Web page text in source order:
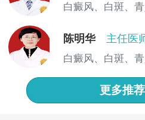
•维生素E：维生素E具有
自由基损伤。富含维生素E的
油、绿叶蔬菜等。
•维生素B族：维生素B族
非常重要。富含维生素B族的
类、蛋类、豆类等。
白癜风、白斑、
陈明华 主任医
白癜风、白斑、
更多推